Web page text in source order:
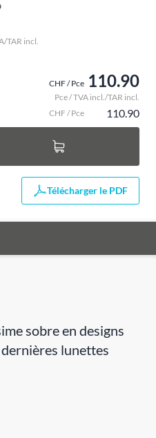
TAR incl.
CHF / Pce 110.90
Pce / TVA incl./TAR incl.
CHF / Pce 110.90
Télécharger le PDF
sobre en designs
lunettes